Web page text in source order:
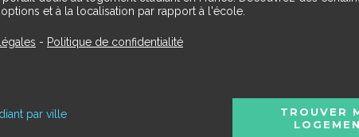
et à la localisation par rapport à l'école.
- Politique de confidentialité
par ville
TROUVER